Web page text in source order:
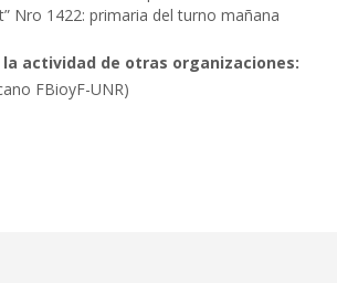
Nro 1422: primaria del turno mañana
actividad de otras organizaciones:
FBioyF-UNR)